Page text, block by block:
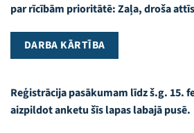
par rīcībām prioritātē: Zaļa, droša
DARBA KĀRTĪBA
Reģistrācija pasākumam līdz š.g. 15.
aizpildot anketu šīs lapas labajā pusē.